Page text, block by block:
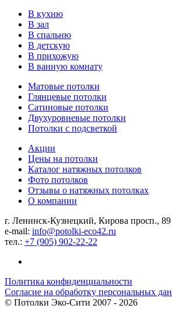
В кухню
В зал
В спальню
В детскую
В прихожую
В ванную комнату
Матовые потолки
Глянцевые потолки
Сатиновые потолки
Двухуровневые потолки
Потолки с подсветкой
Акции
Цены на потолки
Каталог натяжных потолков
Фото потолков
Отзывы о натяжных потолках
О компании
г. Ленинск-Кузнецкий, Кирова просп., 89
e-mail: info@potolki-eco42.ru
тел.: +7 (905) 902-22-22
Политика конфиденциальности
Согласие на обработку персональных
© Потолки Эко-Сити 2007 - 2026